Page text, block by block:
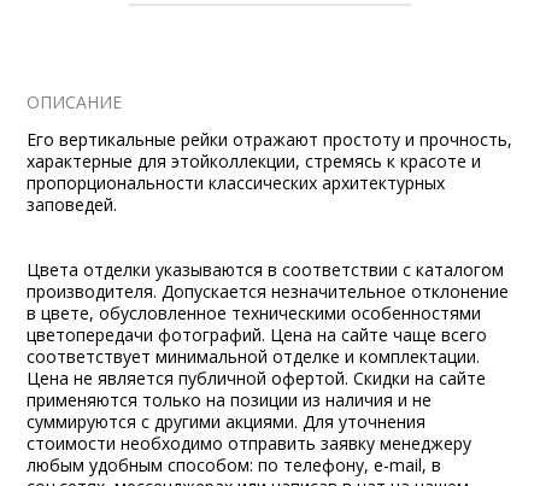
ОПИСАНИЕ
Его вертикальные рейки отражают простоту и прочность,
характерные для этойколлекции, стремясь к красоте и
пропорциональности классических архитектурных
заповедей.
Цвета отделки указываются в соответствии с каталогом
производителя. Допускается незначительное отклонение
в цвете, обусловленное техническими особенностями
цветопередачи фотографий. Цена на сайте чаще всего
соответствует минимальной отделке и комплектации.
Цена не является публичной офертой. Скидки на сайте
применяются только на позиции из наличия и не
суммируются с другими акциями. Для уточнения
стоимости необходимо отправить заявку менеджеру
любым удобным способом: по телефону, e-mail, в